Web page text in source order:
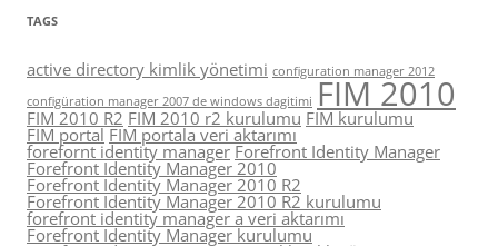
TAGS
active directory kimlik yönetimi configuration manager 2012
configüration manager 2007 de windows dagitimi FIM 2010
FIM 2010 R2 FIM 2010 r2 kurulumu FIM kurulumu
FIM portal FIM portala veri aktarımı
forefornt identity manager Forefront Identity Manager
Forefront Identity Manager 2010
Forefront Identity Manager 2010 R2
Forefront Identity Manager 2010 R2 kurulumu
forefront identity manager a veri aktarımı
Forefront Identity Manager kurulumu